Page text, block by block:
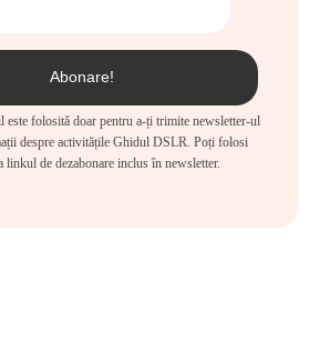
este folosită doar pentru a-ți trimite newsletter-ul
despre activitățile Ghidul DSLR. Poți folosi
linkul de dezabonare inclus în newsletter.